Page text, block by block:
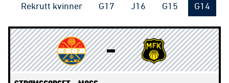
Rekrutt kvinner G17 J16 G15 G14